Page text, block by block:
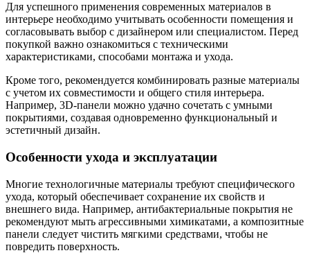
Для успешного применения современных материалов в
интерьере необходимо учитывать особенности помещения и
согласовывать выбор с дизайнером или специалистом. Перед
покупкой важно ознакомиться с техническими
характеристиками, способами монтажа и ухода.
Кроме того, рекомендуется комбинировать разные материалы
с учетом их совместимости и общего стиля интерьера.
Например, 3D-панели можно удачно сочетать с умными
покрытиями, создавая одновременно функциональный и
эстетичный дизайн.
Особенности ухода и эксплуатации
Многие технологичные материалы требуют специфического
ухода, который обеспечивает сохранение их свойств и
внешнего вида. Например, антибактериальные покрытия не
рекомендуют мыть агрессивными химикатами, а композитные
панели следует чистить мягкими средствами, чтобы не
повредить поверхность.